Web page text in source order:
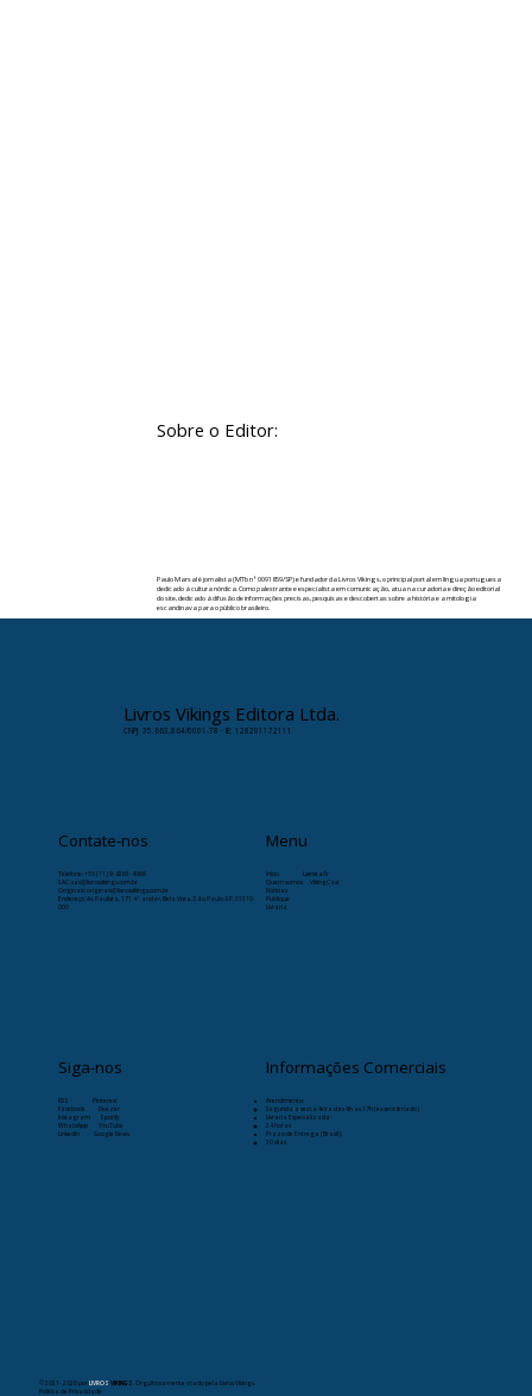
Sobre o Editor:
Paulo Marsal é jornalista (MTb nº 0091859/SP) e fundador da Livros Vikings, o principal portal em língua portuguesa
dedicado à cultura nórdica. Como palestrante e especialista em comunicação, atua na curadoria e direção editorial
do site, dedicado à difusão de informações precisas, pesquisas e descobertas sobre a história e a mitologia
escandinava para o público brasileiro.
Livros Vikings Editora Ltda.
CNPJ: 35.663.864/0001-78 · IE: 128201172111
Contate-nos
Telefone:+55 (11) 9-8263-4066
SAC: sac@livrosvikings.com.br
Originais: originais@livrosvikings.com.br
Endereço: Av. Paulista, 171 4º andar, Bela Vista, São Paulo-SP, 01310-
000
Menu
Início
Læristaðr
Quem somos
VikingCast
Notícias
Publique
Livraria
Siga-nos
RSS
Pinterest
Facebook
Deezer
Instagram
Spotify
WhatsApp
YouTube
Linkedin
Google News
Informações Comerciais
Atendimento:
Segunda a sexta-feira das 8h as 17h (exceto feriado)
Livraria Especializada:
24 horas
Prazo de Entrega (Brasil):
30 dias
© 2021- 2026por LIVROSVIKINGS . Orgulhosamente criado pela Livros Vikings.
Política de Privacidade